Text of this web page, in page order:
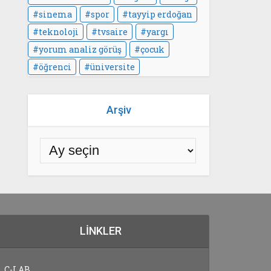
sinema
spor
tayyip erdoğan
teknoloji
tvsaire
yargı
yorum analiz görüş
çocuk
öğrenci
üniversite
Arşiv
LINKLER